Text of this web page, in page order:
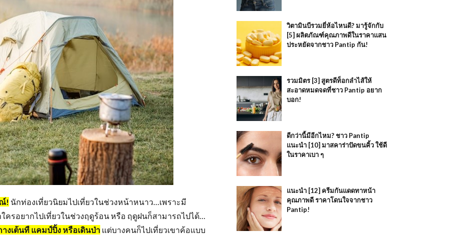
! นักท่องเที่ยวนิยมไปเที่ยวในช่วงหน้าหนาว…เพราะมี
รอยากไปเที่ยวในช่วงฤดูร้อน หรือ ฤดูฝนก็สามารถไปได้…
งเต้นทื แคมป์ปิ้ง หรือเดินป่า แต่บางคนก็ไปเที่ยวเขาค้อแบบ
วิตามินบีรวมยี่ห้อไหนดี? มารู้จักกับ
[5] ผลิตภัณฑ์คุณภาพดีในราคาแสน
ประหยัดจากชาว Pantip กัน!
รวมมิตร [3] สูตรดีท็อกลำไส้ให้
สะอาดหมดจดที่ชาว Pantip อยาก
บอก!
ดีกว่านี้มีอีกไหม? ชาว Pantip
แนะนำ [10] มาสคาร่าปัดขนคิ้ว ใช้ดี
ในราคาเบา ๆ
แนะนำ [12] ครีมกันแดดทาหน้า
คุณภาพดี ราคาโดนใจจากชาว
Pantip!